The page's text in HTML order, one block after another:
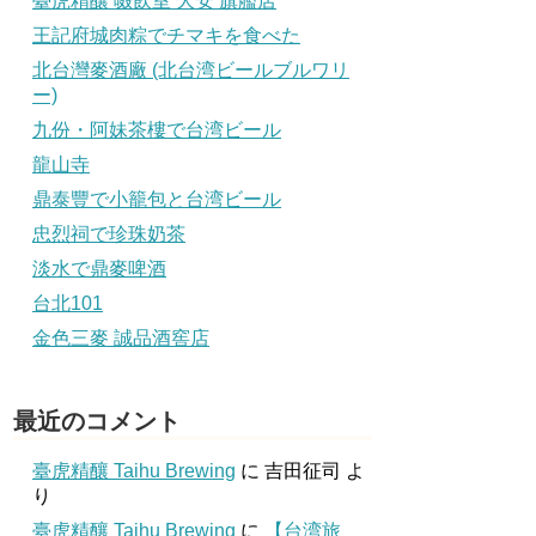
王記府城肉粽でチマキを食べた
北台灣麥酒廠 (北台湾ビールブルワリ
ー)
九份・阿妹茶樓で台湾ビール
龍山寺
鼎泰豐で小籠包と台湾ビール
忠烈祠で珍珠奶茶
淡水で鼎麥啤酒
台北101
金色三麥 誠品酒窖店
最近のコメント
臺虎精釀 Taihu Brewing に 吉田征司 よ
り
臺虎精釀 Taihu Brewing に 【台湾旅